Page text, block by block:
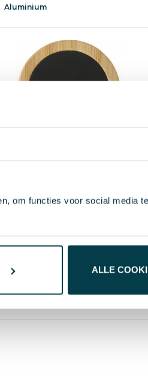
om functies voor social media
ALLE
Aluminium
Vanaf 2-3 dBedrukt
Silicone, IJzer, Bamboe